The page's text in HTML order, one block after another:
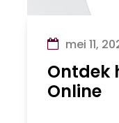
mei 11,
Ontdek
Online